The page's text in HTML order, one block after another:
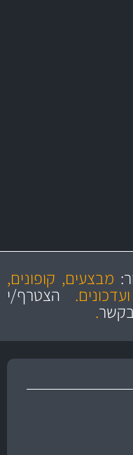
מחירים
הוגנים
מוצרים איכותי
מבצעים, קופונים,
הצטרף/י
.